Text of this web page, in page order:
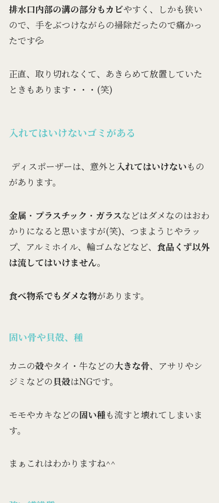
排水口内部の溝の部分もカビやすく、しかも狭い
ので、手をぶつけながらの掃除だったので痛かっ
たです💦
正直、取り切れなくて、あきらめて放置していた
ときもあります・・・(笑)
入れてはいけないゴミがある
ディスポーザーは、意外と 入れてはいけないもの
があります。
金属 ・ プラスチック ・ ガラスなどはダメなのはおわ
かりになると思いますが(笑)、つまようじやラッ
プ、アルミホイル、輪ゴムなどなど、 食品くず以外
は流してはいけません。
食べ物系でもダメな物があります。
固い骨や貝殻、種
カニの殻やタイ・牛などの大きな骨、アサリやシ
ジミなどの貝殻はNGです。
モモやカキなどの固い種も流すと壊れてしまいま
す。
まぁこれはわかりますね^^